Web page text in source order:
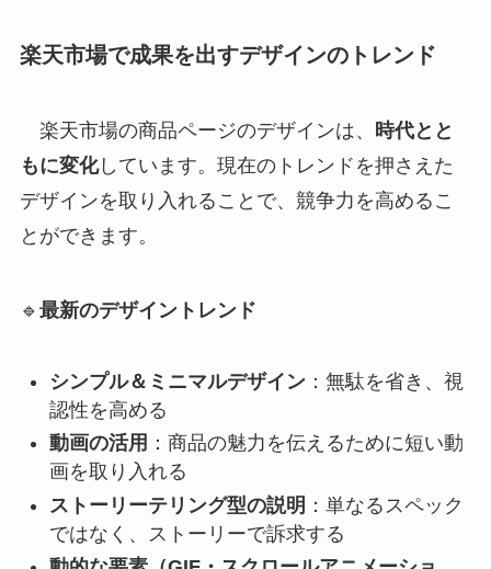
楽天市場で成果を出すデザインのトレンド
楽天市場の商品ページのデザインは、
時代とと
もに変化しています。現在のトレンドを押さえた
デザインを取り入れることで、競争力を高めるこ
とができます。
🔹 最新のデザイントレンド
シンプル＆ミニマルデザイン：無駄を省き、視
認性を高める
動画の活用 ：商品の魅力を伝えるために短い動
画を取り入れる
ストーリーテリング型の説明 ：単なるスペック
ではなく、ストーリーで訴求する